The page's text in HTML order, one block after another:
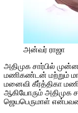
அன்வர் ராஜா
அதிமுக சார்பில்
மணிகண்டன் மற்றும்
மனைவி கீர்த்திகா
ஆகியோரும் அதிமுக
ஜெயபெருமாள்